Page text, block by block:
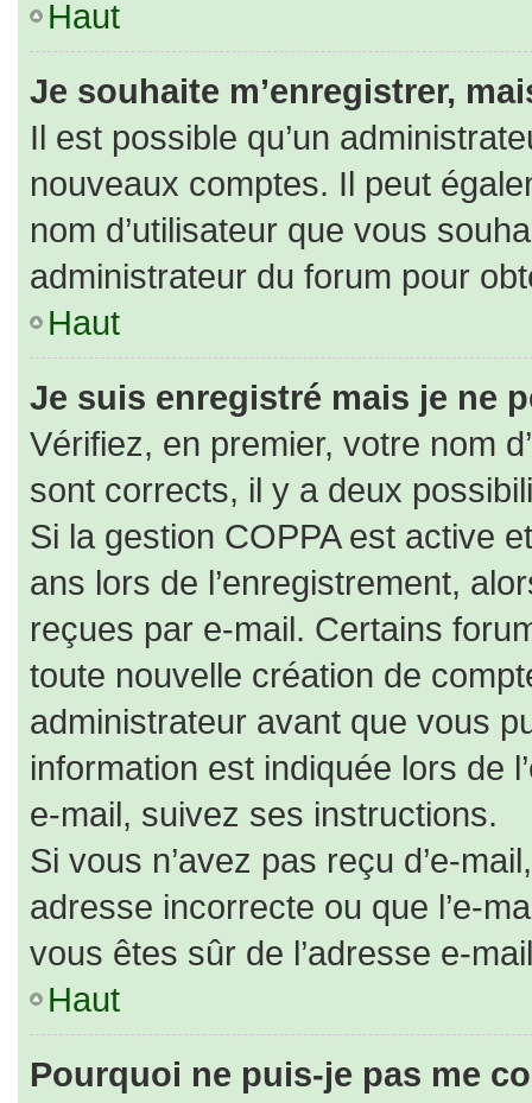
Haut
Je souhaite m’enregistrer,
Il est possible qu’un
nouveaux comptes. Il peut
nom d’utilisateur que vous
administrateur du forum pour
Haut
Je suis enregistré mais je ne
Vérifiez, en premier, votre nom
sont corrects, il y a deux
Si la gestion COPPA est active
ans lors de l’enregistrement,
reçues par e-mail. Certains
toute nouvelle création de
administrateur avant que vous
information est indiquée lors de
e-mail, suivez ses instructions.
Si vous n’avez pas reçu d’e-
adresse incorrecte ou que l’e-
vous êtes sûr de l’adresse e-
Haut
Pourquoi ne puis-je pas me